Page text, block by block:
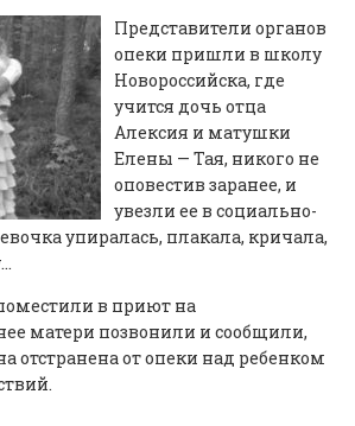
Представители органов
опеки пришли в школу
Новороссийска, где
учится дочь отца
Алексия и матушки
Елены — Тая, никого не
оповестив заранее, и
увезли ее в социально-
упиралась, плакала, кричала,
в приют на
матери позвонили и сообщили,
отстранена от опеки над ребенком